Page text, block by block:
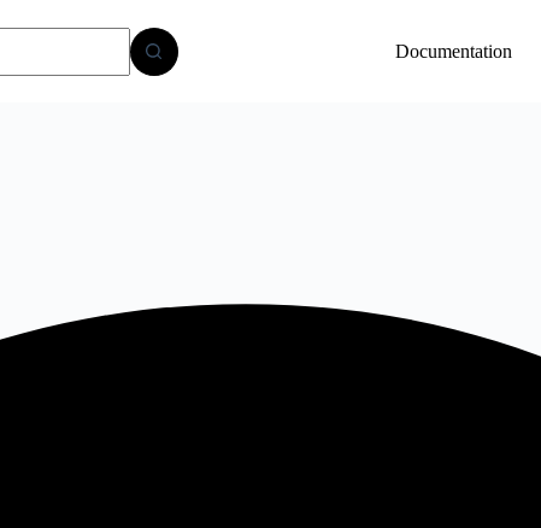
Documentation